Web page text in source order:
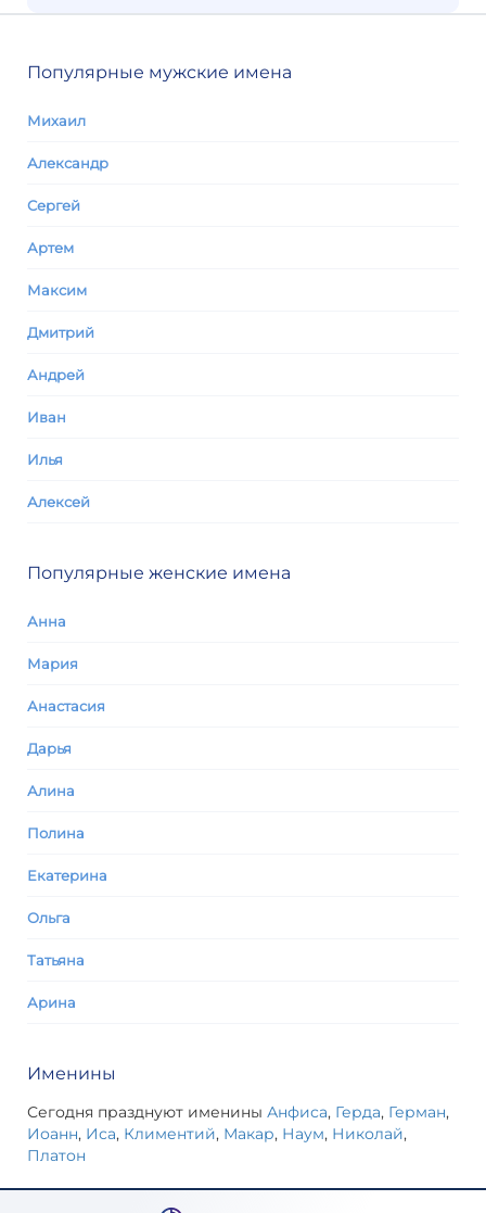
Популярные мужские имена
Михаил
Александр
Сергей
Артем
Максим
Дмитрий
Андрей
Иван
Илья
Алексей
Популярные женские имена
Анна
Мария
Анастасия
Дарья
Алина
Полина
Екатерина
Ольга
Татьяна
Арина
Именины
Сегодня празднуют именины Анфиса, Герда, Герман,
Иоанн, Иса, Климентий, Макар, Наум, Николай,
Платон